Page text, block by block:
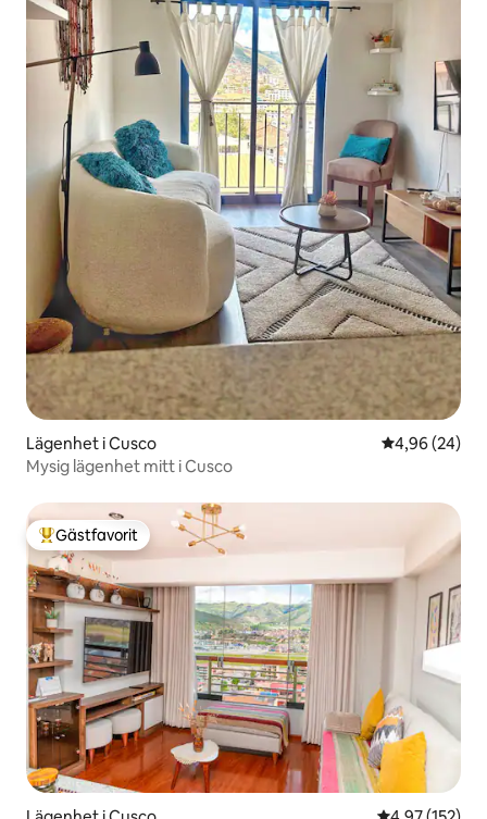
Lägenhet i Cusco 4,96 av 5 i
4,96 (24)
Mysig lägenhet mitt i Cusco
Populär gästfavorit
Gästfavorit